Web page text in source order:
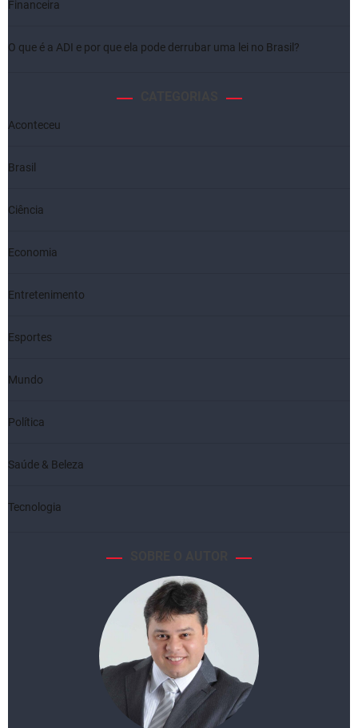
Financeira
O que é a ADI e por que ela pode derrubar uma lei no Brasil?
Aconteceu
Brasil
Ciência
Economia
Entretenimento
Esportes
Mundo
Política
Saúde & Beleza
Tecnologia